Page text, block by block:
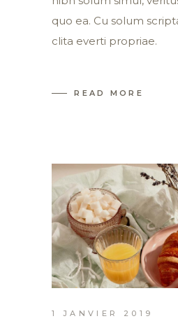
quo ea. Cu solum
clita everti propriae.
READ MORE
1 JANVIER 2019